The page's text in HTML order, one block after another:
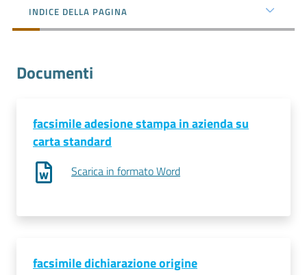
il
l'Impresa
Consumatore
digitale
INDICE DELLA PAGINA
Documenti
facsimile adesione stampa in azienda su
carta standard
Scarica in formato Word
facsimile dichiarazione origine